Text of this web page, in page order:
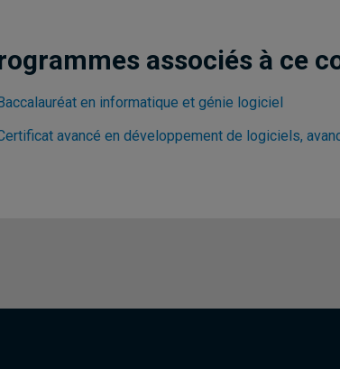
associés à ce
en informatique et génie logiciel
avancé en développement de logiciels,